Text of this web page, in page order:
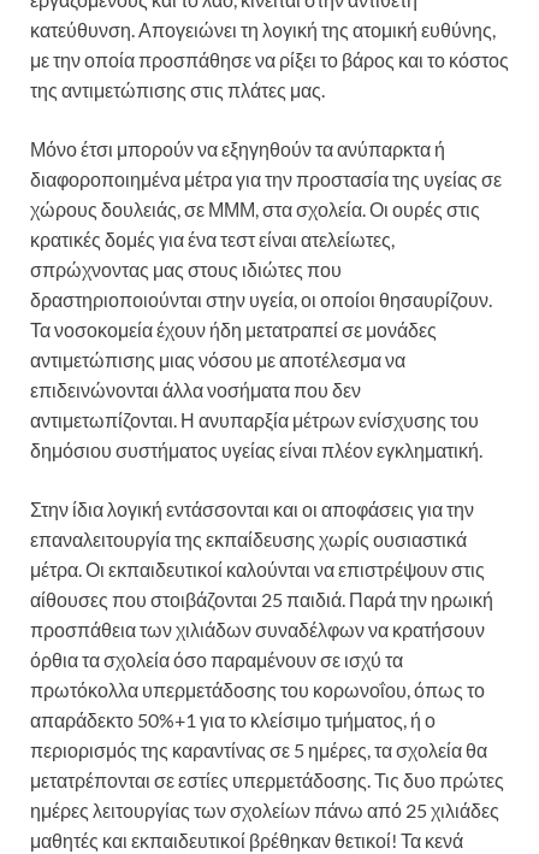
κατεύθυνση. Απογειώνει τη λογική της ατομική ευθύνης,
με την οποία προσπάθησε να ρίξει το βάρος και το κόστος
της αντιμετώπισης στις πλάτες μας.
Μόνο έτσι μπορούν να εξηγηθούν τα ανύπαρκτα ή
διαφοροποιημένα μέτρα για την προστασία της υγείας σε
χώρους δουλειάς, σε ΜΜΜ, στα σχολεία. Οι ουρές στις
κρατικές δομές για ένα τεστ είναι ατελείωτες,
σπρώχνοντας μας στους ιδιώτες που
δραστηριοποιούνται στην υγεία, οι οποίοι θησαυρίζουν.
Τα νοσοκομεία έχουν ήδη μετατραπεί σε μονάδες
αντιμετώπισης μιας νόσου με αποτέλεσμα να
επιδεινώνονται άλλα νοσήματα που δεν
αντιμετωπίζονται. Η ανυπαρξία μέτρων ενίσχυσης του
δημόσιου συστήματος υγείας είναι πλέον εγκληματική.
Στην ίδια λογική εντάσσονται και οι αποφάσεις για την
επαναλειτουργία της εκπαίδευσης χωρίς ουσιαστικά
μέτρα. Οι εκπαιδευτικοί καλούνται να επιστρέψουν στις
αίθουσες που στοιβάζονται 25 παιδιά. Παρά την ηρωική
προσπάθεια των χιλιάδων συναδέλφων να κρατήσουν
όρθια τα σχολεία όσο παραμένουν σε ισχύ τα
πρωτόκολλα υπερμετάδοσης του κορωνοΐου, όπως το
απαράδεκτο 50%+1 για το κλείσιμο τμήματος, ή ο
περιορισμός της καραντίνας σε 5 ημέρες, τα σχολεία θα
μετατρέπονται σε εστίες υπερμετάδοσης. Τις δυο πρώτες
ημέρες λειτουργίας των σχολείων πάνω από 25 χιλιάδες
μαθητές και εκπαιδευτικοί βρέθηκαν θετικοί! Τα κενά